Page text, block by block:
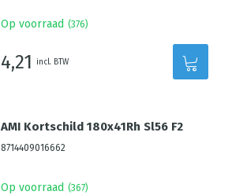
Op voorraad (376)
4,21 incl. BTW
AMI Kortschild 180x41Rh Sl56 F2
8714409016662
Op voorraad (367)